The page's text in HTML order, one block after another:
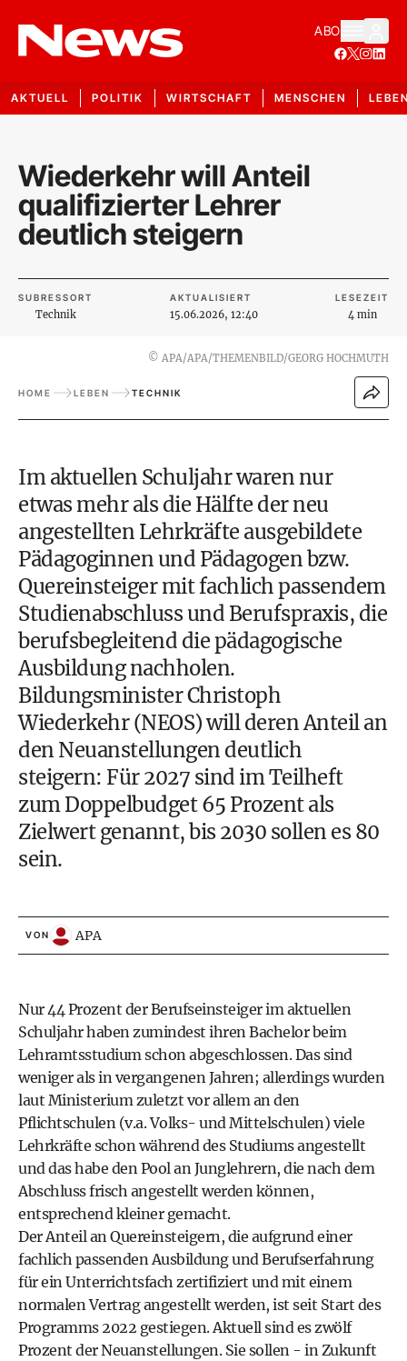
ABO
AKTUELL POLITIK WIRTSCHAFT MENSCHEN
Wiederkehr will Anteil
qualifizierter Lehrer
deutlich steigern
SUBRESSORT
Technik
AKTUALISIERT
15.06.2026, 12:40
LESEZEIT
4 min
© APA/APA/THEMENBILD/GEORG HOCHMUTH
HOME LEBEN TECHNIK
Im aktuellen Schuljahr waren nur
etwas mehr als die Hälfte der neu
angestellten Lehrkräfte ausgebildete
Pädagoginnen und Pädagogen bzw.
Quereinsteiger mit fachlich passendem
Studienabschluss und Berufspraxis, die
berufsbegleitend die pädagogische
Ausbildung nachholen.
Bildungsminister Christoph
Wiederkehr (NEOS) will deren Anteil an
den Neuanstellungen deutlich
steigern: Für 2027 sind im Teilheft
zum Doppelbudget 65 Prozent als
Zielwert genannt, bis 2030 sollen es 80
sein.
VON APA
Nur 44 Prozent der Berufseinsteiger im aktuellen
Schuljahr haben zumindest ihren Bachelor beim
Lehramtsstudium schon abgeschlossen. Das sind
weniger als in vergangenen Jahren; allerdings wurden
laut Ministerium zuletzt vor allem an den
Pflichtschulen (v.a. Volks- und Mittelschulen) viele
Lehrkräfte schon während des Studiums angestellt
und das habe den Pool an Junglehrern, die nach dem
Abschluss frisch angestellt werden können,
entsprechend kleiner gemacht.
Der Anteil an Quereinsteigern, die aufgrund einer
fachlich passenden Ausbildung und Berufserfahrung
für ein Unterrichtsfach zertifiziert und mit einem
normalen Vertrag angestellt werden, ist seit Start des
Programms 2022 gestiegen. Aktuell sind es zwölf
Prozent der Neuanstellungen. Sie sollen - in Zukunft